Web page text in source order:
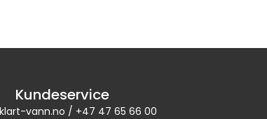
Kundeservice
vann.no / +47 47 65 66 00